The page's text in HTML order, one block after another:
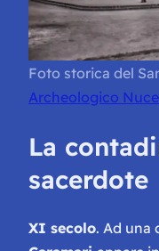
Foto storica del
Archeologico
La
sacerdote
XI secolo. Ad una